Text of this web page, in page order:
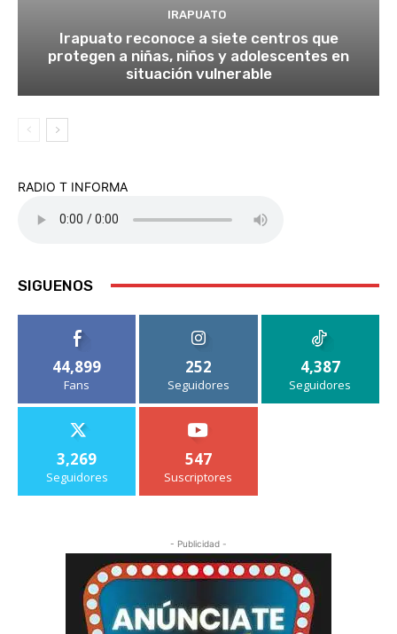
IRAPUATO
Irapuato reconoce a siete centros que
protegen a niñas, niños y adolescentes en
situación vulnerable
RADIO T INFORMA
SIGUENOS
44,899
Fans
252
Seguidores
4,387
Seguidores
3,269
Seguidores
547
Suscriptores
- Publicidad -